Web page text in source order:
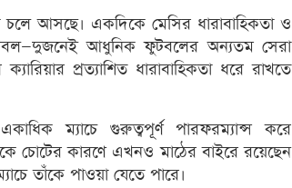
চলে আসছে। একদিকে মেসির ধারাবাহিকতা ও
আধুনিক ফুটবলের অন্যতম সেরা
প্রত্যাশিত ধারাবাহিকতা ধরে রাখতে
ম্যাচে গুরুত্বপূর্ণ পারফরম্যান্স করে
চোটের কারণে এখনও মাঠের বাইরে রয়েছেন
তাঁকে পাওয়া যেতে পারে।